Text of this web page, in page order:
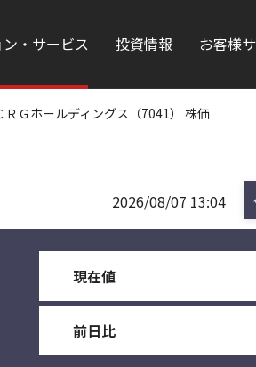
・サービス 投資情報 お客様
ＲＧホールディングス（7041） 株価
2026/08/07 13:04
現在値
前日比